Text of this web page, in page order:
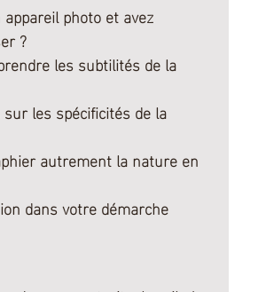
photo et avez
?
les subtilités de la
les spécificités de la
autrement la nature en
dans votre démarche